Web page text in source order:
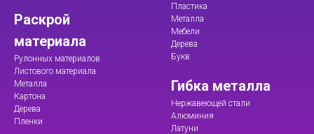
Раскрой
материала
Рулонных материалов
Листового материала
Металла
Картона
Дерева
Пленки
Пластика
Металла
Мебели
Дерева
Букв
Гибка металла
Нержавеющей стали
Алюминия
Латуни